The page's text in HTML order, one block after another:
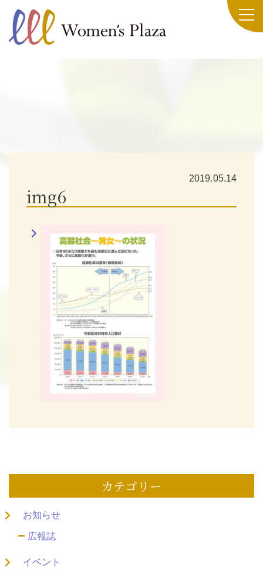
2019.05.14
img6
カテゴリー
お知らせ
広報誌
イベント